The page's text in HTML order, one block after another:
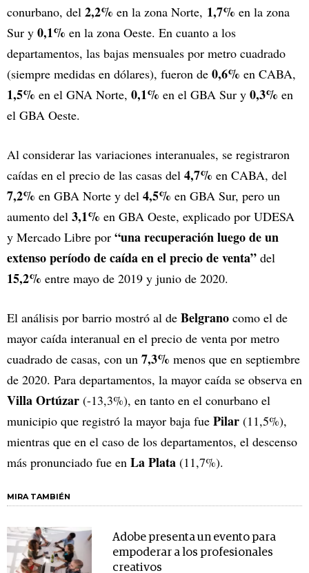
conurbano, del 2,2% en la zona Norte, 1,7% en la zona
Sur y 0,1% en la zona Oeste. En cuanto a los
departamentos, las bajas mensuales por metro cuadrado
(siempre medidas en dólares), fueron de 0,6% en CABA,
1,5% en el GNA Norte, 0,1% en el GBA Sur y 0,3% en
el GBA Oeste.
Al considerar las variaciones interanuales, se registraron
caídas en el precio de las casas del 4,7% en CABA, del
7,2% en GBA Norte y del 4,5% en GBA Sur, pero un
aumento del 3,1% en GBA Oeste, explicado por UDESA
y Mercado Libre por “una recuperación luego de un
extenso período de caída en el precio de venta” del
15,2% entre mayo de 2019 y junio de 2020.
El análisis por barrio mostró al de Belgrano como el de
mayor caída interanual en el precio de venta por metro
cuadrado de casas, con un 7,3% menos que en septiembre
de 2020. Para departamentos, la mayor caída se observa en
Villa Ortúzar (-13,3%), en tanto en el conurbano el
municipio que registró la mayor baja fue Pilar (11,5%),
mientras que en el caso de los departamentos, el descenso
más pronunciado fue en La Plata (11,7%).
MIRA TAMBIÉN
Adobe presenta un evento para
empoderar a los profesionales
creativos